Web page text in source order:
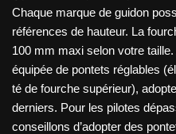
Chaque marque de guidon
références de hauteur. La
100 mm maxi selon votre
équipée de pontets réglables
té de fourche supérieur),
derniers. Pour les pilotes
conseillons d’adopter des